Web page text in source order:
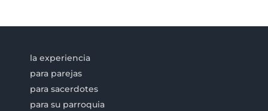
la experiencia
para parejas
para sacerdotes
para su parroquia